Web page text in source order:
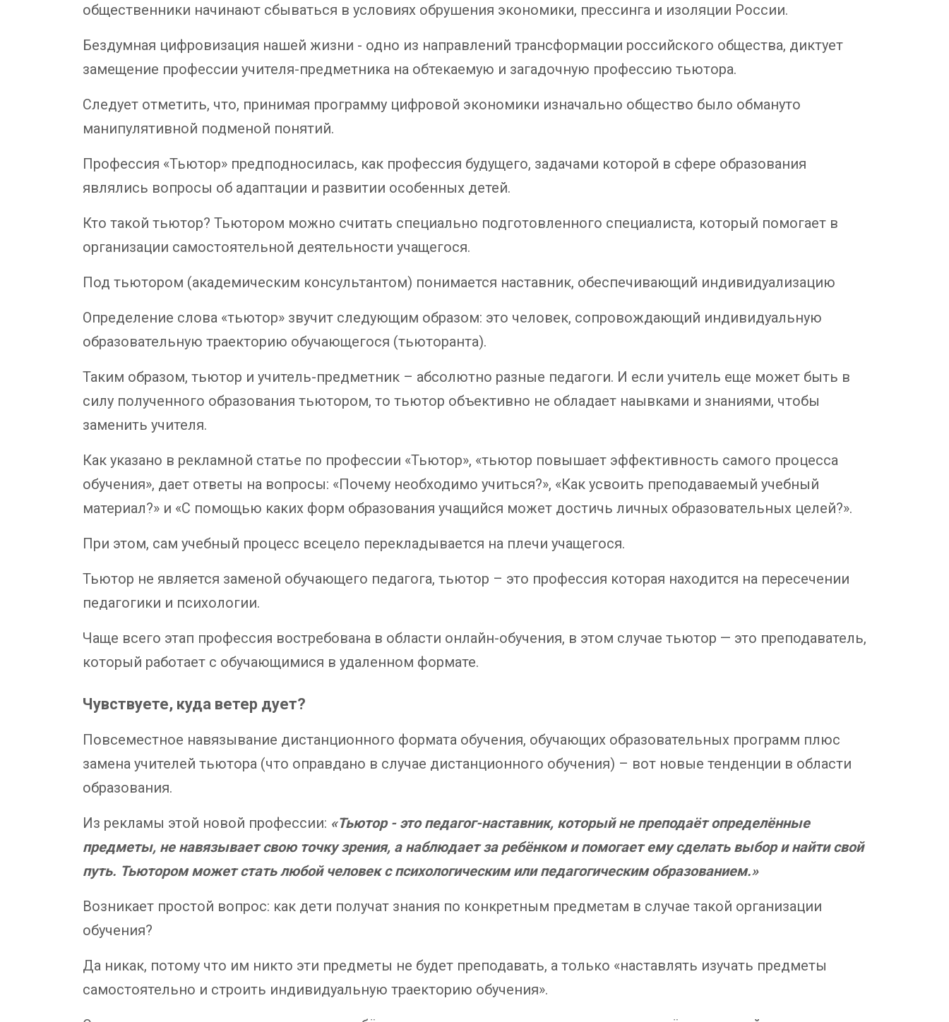
общественники начинают сбываться в условиях обрушения экономики, прессинга и изоляции России.
Бездумная цифровизация нашей жизни - одно из направлений трансформации российского общества, диктует
замещение профессии учителя-предметника на обтекаемую и загадочную профессию тьютора.
Следует отметить, что, принимая программу цифровой экономики изначально общество было обмануто
манипулятивной подменой понятий.
Профессия «Тьютор» предподносилась, как профессия будущего, задачами которой в сфере образования
являлись вопросы об адаптации и развитии особенных детей.
Кто такой тьютор? Тьютором можно считать специально подготовленного специалиста, который помогает в
организации самостоятельной деятельности учащегося.
Под тьютором (академическим консультантом) понимается наставник, обеспечивающий индивидуализацию
Определение слова «тьютор» звучит следующим образом: это человек, сопровождающий индивидуальную
образовательную траекторию обучающегося (тьюторанта).
Таким образом, тьютор и учитель-предметник – абсолютно разные педагоги. И если учитель еще может быть в
силу полученного образования тьютором, то тьютор объективно не обладает наывками и знаниями, чтобы
заменить учителя.
Как указано в рекламной статье по профессии «Тьютор», «тьютор повышает эффективность самого процесса
обучения», дает ответы на вопросы: «Почему необходимо учиться?», «Как усвоить преподаваемый учебный
материал?» и «С помощью каких форм образования учащийся может достичь личных образовательных целей?».
При этом, сам учебный процесс всецело перекладывается на плечи учащегося.
Тьютор не является заменой обучающего педагога, тьютор – это профессия которая находится на пересечении
педагогики и психологии.
Чаще всего этап профессия востребована в области онлайн-обучения, в этом случае тьютор — это преподаватель,
который работает с обучающимися в удаленном формате.
Чувствуете, куда ветер дует?
Повсеместное навязывание дистанционного формата обучения, обучающих образовательных программ плюс
замена учителей тьютора (что оправдано в случае дистанционного обучения) – вот новые тенденции в области
образования.
Из рекламы этой новой профессии: «Тьютор - это педагог-наставник, который не преподаёт определённые
предметы, не навязывает свою точку зрения, а наблюдает за ребёнком и помогает ему сделать выбор и найти свой
путь. Тьютором может стать любой человек с психологическим или педагогическим образованием.»
Возникает простой вопрос: как дети получат знания по конкретным предметам в случае такой организации
обучения?
Да никак, потому что им никто эти предметы не будет преподавать, а только «наставлять изучать предметы
самостоятельно и строить индивидуальную траекторию обучения».